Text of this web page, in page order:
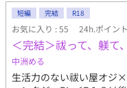
短編 完結 R18
お気に入り : 55 24h.ポイン
＜完結＞祓って、躾て
中洲める
生活力のない祓い屋オジ